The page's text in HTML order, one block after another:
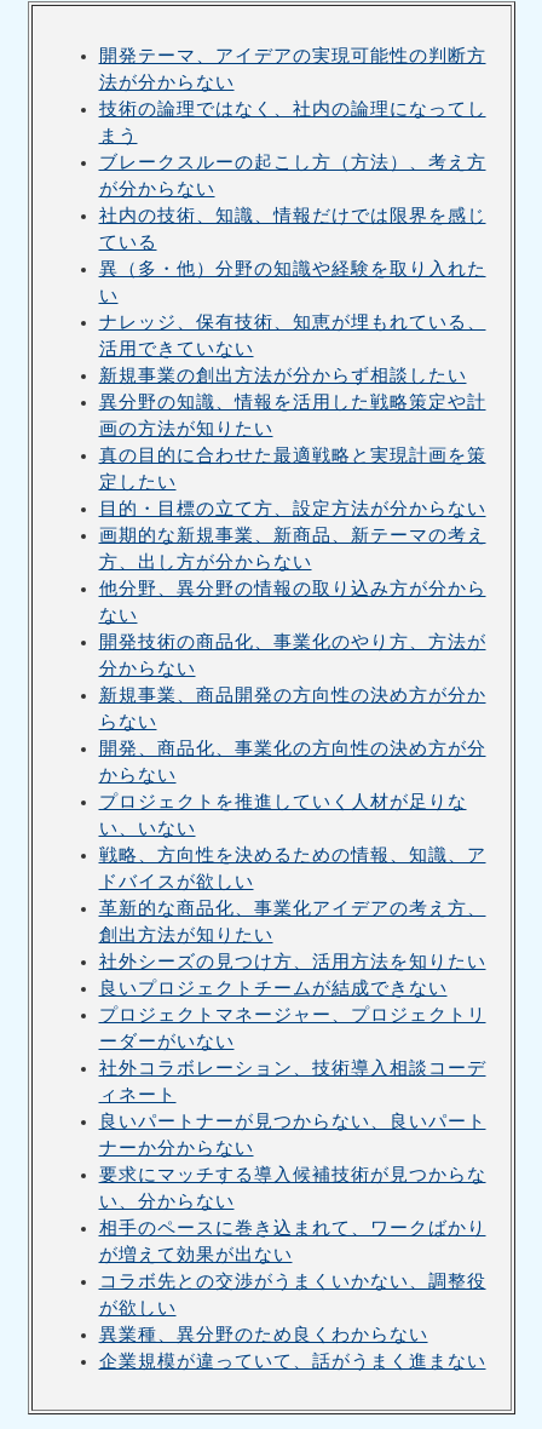
開発テーマ、アイデアの実現可能性の判断方
法が分からない
技術の論理ではなく、社内の論理になってし
まう
ブレークスルーの起こし方（方法）、考え方
が分からない
社内の技術、知識、情報だけでは限界を感じ
ている
異（多・他）分野の知識や経験を取り入れた
い
ナレッジ、保有技術、知恵が埋もれている、
活用できていない
新規事業の創出方法が分からず相談したい
異分野の知識、情報を活用した戦略策定や計
画の方法が知りたい
真の目的に合わせた最適戦略と実現計画を策
定したい
目的・目標の立て方、設定方法が分からない
画期的な新規事業、新商品、新テーマの考え
方、出し方が分からない
他分野、異分野の情報の取り込み方が分から
ない
開発技術の商品化、事業化のやり方、方法が
分からない
新規事業、商品開発の方向性の決め方が分か
らない
開発、商品化、事業化の方向性の決め方が分
からない
プロジェクトを推進していく人材が足りな
い、いない
戦略、方向性を決めるための情報、知識、ア
ドバイスが欲しい
革新的な商品化、事業化アイデアの考え方、
創出方法が知りたい
社外シーズの見つけ方、活用方法を知りたい
良いプロジェクトチームが結成できない
プロジェクトマネージャー、プロジェクトリ
ーダーがいない
社外コラボレーション、技術導入相談コーデ
ィネート
良いパートナーが見つからない、良いパート
ナーか分からない
要求にマッチする導入候補技術が見つからな
い、分からない
相手のペースに巻き込まれて、ワークばかり
が増えて効果が出ない
コラボ先との交渉がうまくいかない、調整役
が欲しい
異業種、異分野のため良くわからない
企業規模が違っていて、話がうまく進まない